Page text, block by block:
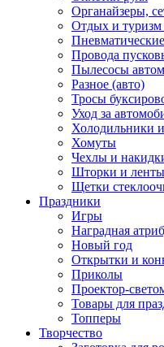
Органайзеры,
Отдых и туризм
Провода
Пылесосы
Разное (авто)
Тросы
Уход за
Холодильники
Хомуты
Чехлы и
Шторки и ленты
Щетки
Праздники
Игры
Наградная
Новый год
Открытки и
Приколы
Проектор-
Товары для
Топперы
Творчество